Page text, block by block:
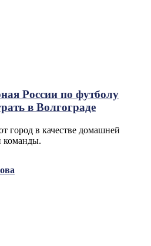
России по футболу
в Волгограде
город в качестве домашней
команды.